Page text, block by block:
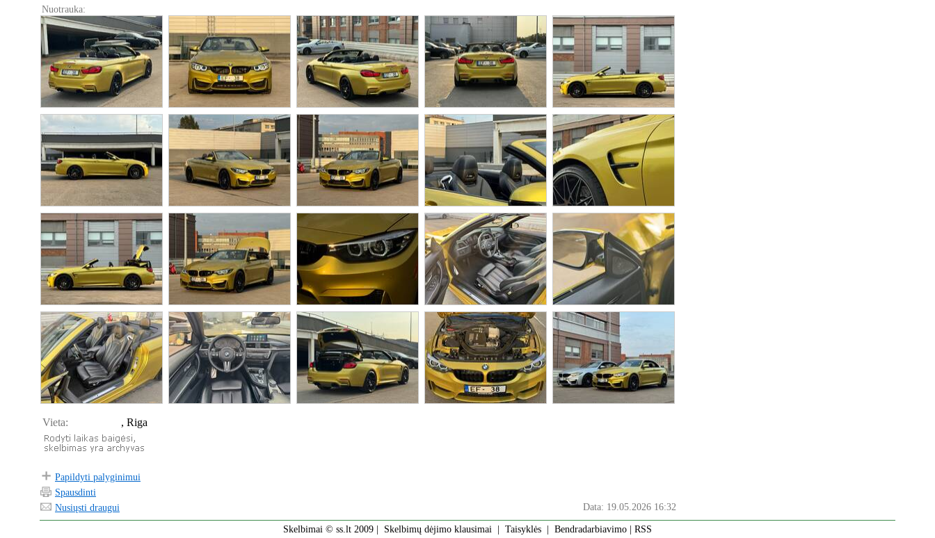
Nuotrauka:
Vieta: , Riga
Papildyti palyginimui
Spausdinti
Nusiųsti draugui
Data: 19.05.2026 16:32
Skelbimai © ss.lt 2009 | Skelbimų dėjimo klausimai Taisyklės Bendradarbiavimo RSS